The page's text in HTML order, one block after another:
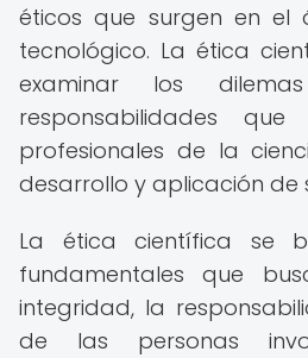
éticos que surgen en el
tecnológico. La ética
examinar los
responsabilidades
profesionales de la
desarrollo y aplicación de
La ética científica se
fundamentales que
integridad, la
de las personas